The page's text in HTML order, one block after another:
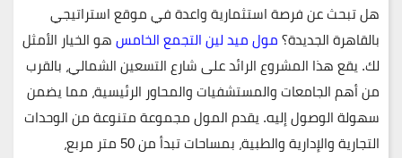
هل تبحث عن فرصة استثمارية واعدة في موقع استراتيجي
بالقاهرة الجديدة؟مول ميد لين التجمع الخامسهو الخيار الأمثل
لك. يقع هذا المشروع الرائد على شارع التسعين الشمالي، بالقرب
من أهم الجامعات والمستشفيات والمحاور الرئيسية، مما يضمن
سهولة الوصول إليه. يقدم المول مجموعة متنوعة من الوحدات
التجارية والإدارية والطبية، بمساحات تبدأ من 50 متر مربع،